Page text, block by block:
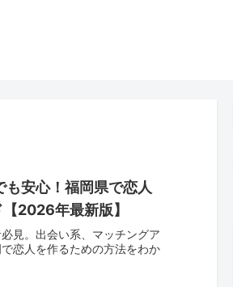
も安心！福岡県で恋人
2026年最新版】
見。出会い系、マッチングア
恋人を作るための方法をわか